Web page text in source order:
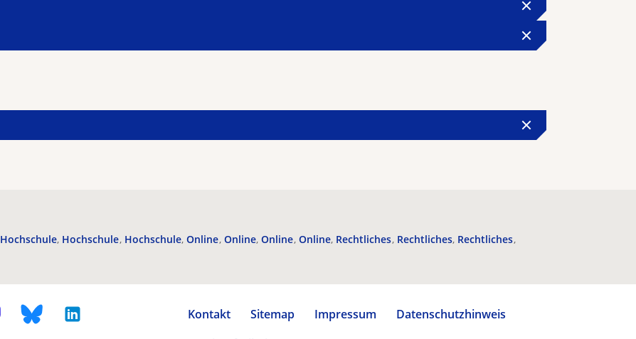
Hochschule Hochschule Hochschule Online Online Online Online Rechtliches Rechtliches Rechtliches
Kontakt Sitemap Impressum
Datenschutzhinweis